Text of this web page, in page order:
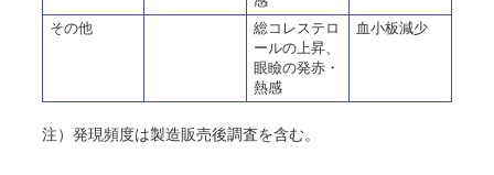
その他
総コレステロ
ールの上昇、
眼瞼の発赤・
熱感
血小板減少
注）発現頻度は製造販売後調査を含む。